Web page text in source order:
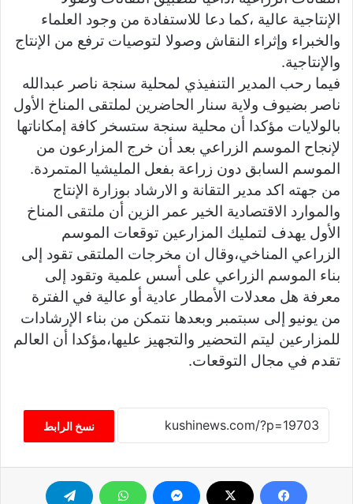
الإنتاجية عالية ،كما دعا للاستفادة من وجود العلماء
والخبراء وإثراء النقاش وصولا لتوصيات ترفع من الإنتاج
والإنتاجية.
فيما رحب المدير التنفيذي لمحلية سنجة ناصر عبدالله
ناصر بضيوف ولاية سنار الحاضرين لملتقى المناخ الأول
بالولايات مؤكدا أن محلية سنجة ستسخر كافة إمكاناتها
لإنجاح الموسم الزراعي بعد أن خرج المزارعون من
الموسم السابق دون زراعة بفعل المليشيا المتمردة.
من جهته اكد مدير التقانة و الارشاد بوزارة الإنتاج
والموارد الاقتصادية الخير عمر الزين أن ملتقى المناخ
الأول يهدف لتمليك المزارعين توقعات الموسم
الزراعي المناخي،وقال ان مخرجات الملتقى تقود إلى
بناء الموسم الزراعي على أسس علمية وتقود إلى
معرفة هل معدلات الأمطار عادية أو عالية في الفترة
من يونيو إلى سبتمبر وبعدها نتمكن من بناء الإرشادات
للمزارعين ليتم التحضير والتجهيز عليها،مؤكدا أن العالم
تقدم في مجال التوقعات.
نسخ الرابط